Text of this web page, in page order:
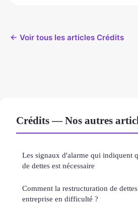
← Voir tous les articles Crédits
Crédits — Nos autres
Les signaux d'alarme qui indiquent
de dettes est nécessaire
Comment la restructuration de
entreprise en difficulté ?